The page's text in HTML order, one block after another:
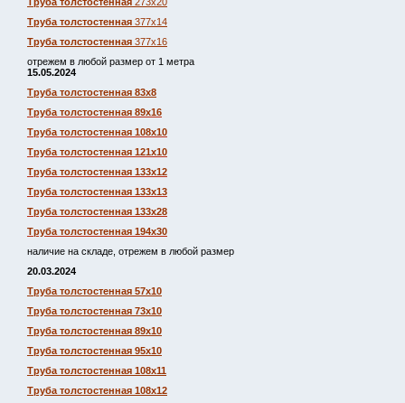
Труба толстостенная 377х14
Труба толстостенная 377х16
отрежем в любой размер от 1 метра
15.05.2024
Труба толстостенная 83х8
Труба толстостенная 89х16
Труба толстостенная 108х10
Труба толстостенная 121х10
Труба толстостенная 133х12
Труба толстостенная 133х13
Труба толстостенная 133х28
Труба толстостенная 194х30
наличие на складе, отрежем в любой размер
20.03.2024
Труба толстостенная 57х10
Труба толстостенная 73х10
Труба толстостенная 89х10
Труба толстостенная 95х10
Труба толстостенная 108х11
Труба толстостенная 108х12